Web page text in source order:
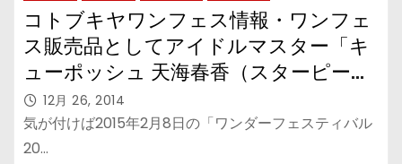
コトブキヤワンフェス情報・ワンフェ
ス販売品としてアイドルマスター「キ
ューポッシュ 天海春香（スターピース
メモリーズ）」登場！
12月 26, 2014
気が付けば2015年2月8日の「ワンダーフェスティバル
20…